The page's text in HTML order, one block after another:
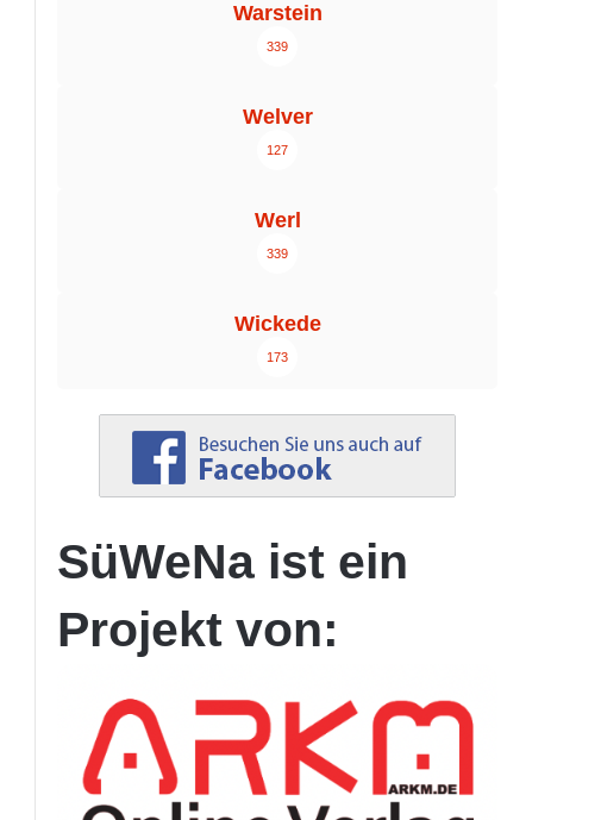
Warstein
339
Welver
127
Werl
339
Wickede
173
SüWeNa ist ein
Projekt von: